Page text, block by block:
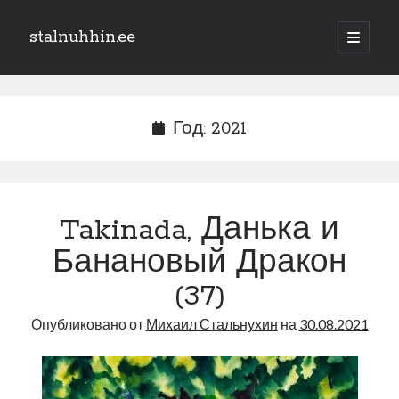
stalnuhhin.ee
отрыть
Боковая
В мире
Интеграция
Интервью
Нарва и северо-восток
Образование
Парламент и правительство
Год: 2021
Takinada, Данька и
Банановый Дракон
(37)
Опубликовано от Михаил Стальнухин на 30.08.2021